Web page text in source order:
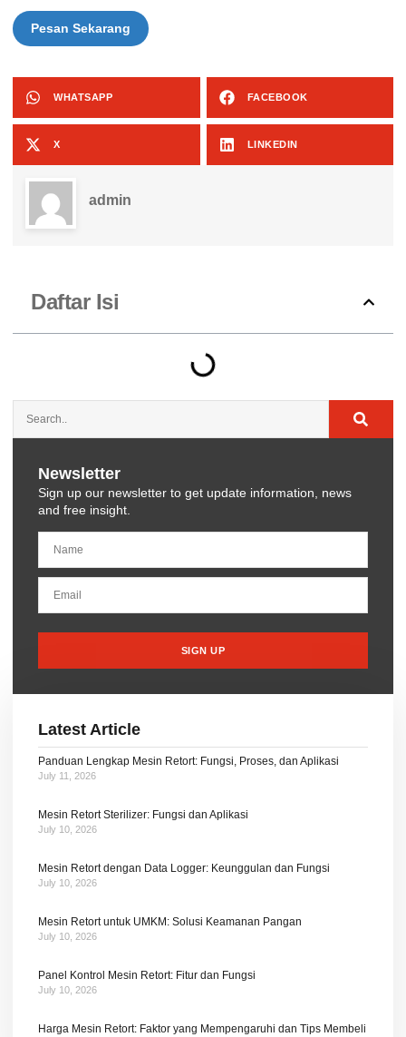
Pesan Sekarang
WHATSAPP FACEBOOK
X LINKEDIN
admin
Daftar Isi
Newsletter
Sign up our newsletter to get update information, news
and free insight.
SIGN UP
Latest Article
Panduan Lengkap Mesin Retort: Fungsi, Proses, dan Aplikasi
July 11, 2026
Mesin Retort Sterilizer: Fungsi dan Aplikasi
July 10, 2026
Mesin Retort dengan Data Logger: Keunggulan dan Fungsi
July 10, 2026
Mesin Retort untuk UMKM: Solusi Keamanan Pangan
July 10, 2026
Panel Kontrol Mesin Retort: Fitur dan Fungsi
July 10, 2026
Harga Mesin Retort: Faktor yang Mempengaruhi dan Tips Membeli